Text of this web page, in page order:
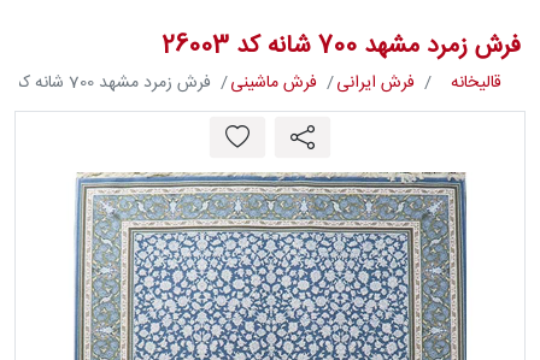
برندها
فرش زمرد مشهد 700 شانه کد 26003
قالیخانه فرش ایرانی فرش ماشینی فرش زمرد مشهد 700 شانه کد 26003